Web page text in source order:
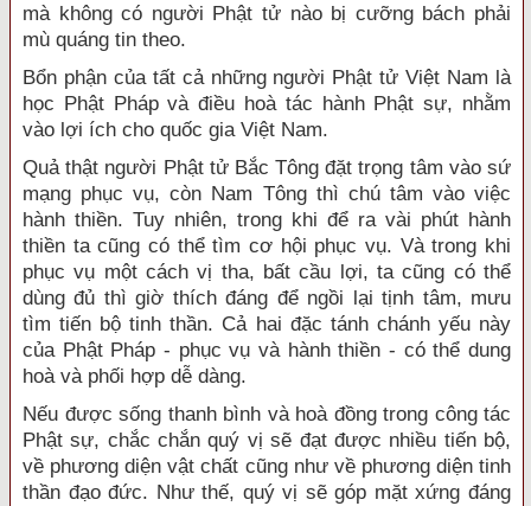
mà không có người Phật tử nào bị cưỡng bách phải
mù quáng tin theo.
Bổn phận của tất cả những người Phật tử Việt Nam là
học Phật Pháp và điều hoà tác hành Phật sự, nhằm
vào lợi ích cho quốc gia Việt Nam.
Quả thật người Phật tử Bắc Tông đặt trọng tâm vào sứ
mạng phục vụ, còn Nam Tông thì chú tâm vào việc
hành thiền. Tuy nhiên, trong khi để ra vài phút hành
thiền ta cũng có thể tìm cơ hội phục vụ. Và trong khi
phục vụ một cách vị tha, bất cầu lợi, ta cũng có thể
dùng đủ thì giờ thích đáng để ngồi lại tịnh tâm, mưu
tìm tiến bộ tinh thần. Cả hai đặc tánh chánh yếu này
của Phật Pháp - phục vụ và hành thiền - có thể dung
hoà và phối hợp dễ dàng.
Nếu được sống thanh bình và hoà đồng trong công tác
Phật sự, chắc chắn quý vị sẽ đạt được nhiều tiến bộ,
về phương diện vật chất cũng như về phương diện tinh
thần đạo đức. Như thế, quý vị sẽ góp mặt xứng đáng